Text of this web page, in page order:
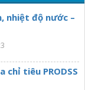
nhiệt độ nước –
tiêu PRODSS